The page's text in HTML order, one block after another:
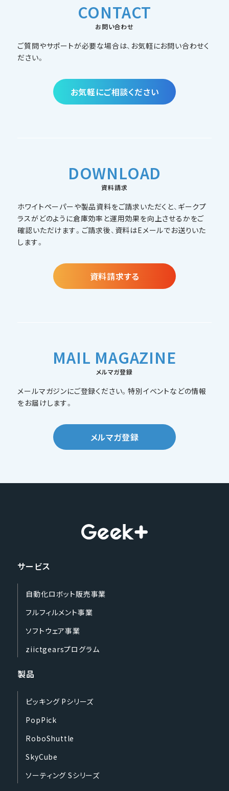
CONTACT
お問い合わせ
ご質問やサポートが必要な場合は、お気軽にお問い合わせく
ださい。
お気軽にご相談ください
DOWNLOAD
資料請求
ホワイトペーパーや製品資料をご請求いただくと、ギークプ
ラスがどのように倉庫効率と運用効果を向上させるかをご
確認いただけます。ご請求後、資料はEメールでお送りいた
します。
資料請求する
MAIL MAGAZINE
メルマガ登録
メールマガジンにご登録ください。特別イベントなどの情報
をお届けします。
メルマガ登録
サービス
自動化ロボット販売事業
フルフィルメント事業
ソフトウェア事業
ziictgearsプログラム
製品
ピッキング Pシリーズ
PopPick
RoboShuttle
SkyCube
ソーティング Sシリーズ